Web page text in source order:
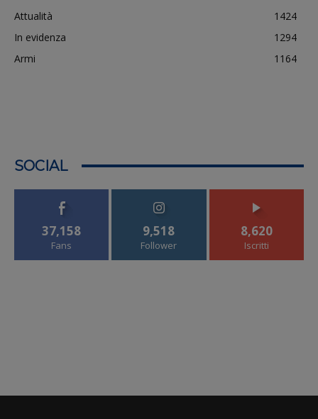
Attualità
1424
In evidenza
1294
Armi
1164
SOCIAL
37,158
Fans
9,518
Follower
8,620
Iscritti